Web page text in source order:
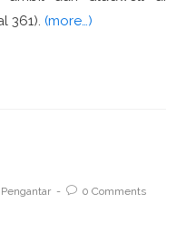
361). (more…)
Pengantar 0 Comments